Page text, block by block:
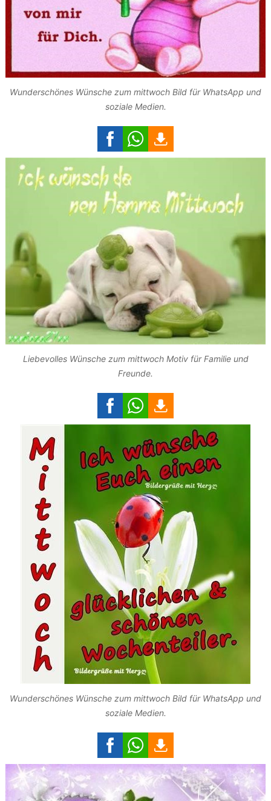
Wunderschönes Wünsche zum mittwoch Bild für WhatsApp und
soziale Medien.
Liebevolles Wünsche zum mittwoch Motiv für Familie und
Freunde.
Wunderschönes Wünsche zum mittwoch Bild für WhatsApp und
soziale Medien.